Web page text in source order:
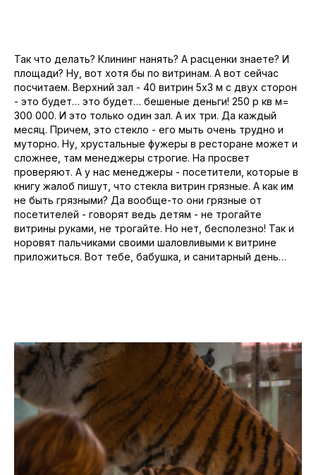
Так что делать? Клининг нанять? А расценки знаете? И
площади? Ну, вот хотя бы по витринам. А вот сейчас
посчитаем. Верхний зал - 40 витрин 5х3 м с двух сторон
- это будет… это будет… бешеные деньги! 250 р кв м=
300 000. И это только один зал. А их три. Да каждый
месяц. Причем, это стекло - его мыть очень трудно и
муторно. Ну, хрустальные фужеры в ресторане может и
сложнее, там менеджеры строгие. На просвет
проверяют. А у нас менеджеры - посетители, которые в
книгу жалоб пишут, что стекла витрин грязные. А как им
не быть грязными? Да вообще-то они грязные от
посетителей - говорят ведь детям - не трогайте
витрины руками, не трогайте. Но нет, бесполезно! Так и
норовят пальчиками своими шаловливыми к витрине
приложиться. Вот тебе, бабушка, и санитарный день…